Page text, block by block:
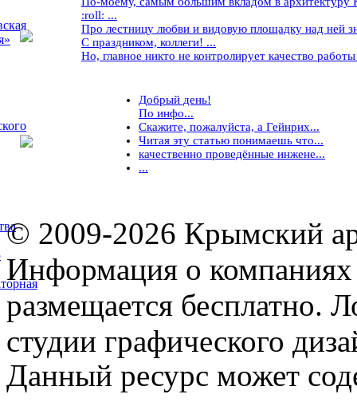
:roll: ...
Про лестницу любви и видовую площадку над ней
С праздником, коллеги! ...
Но, главное никто не контролирует качество
Добрый день!
По инфо...
Скажите, пожалуйста, а Гейнрих...
Читая эту статью понимаешь что...
качественно проведённые инжене...
...
© 2009-2026 Крымский
Информация о компаниях
размещается бесплатно.
студии графического
Данный ресурс может